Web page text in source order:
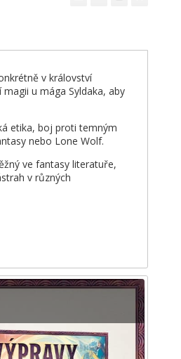
v království
u mága Syldaka, aby
etika, boj proti temným
nebo Lone Wolf.
ve fantasy literatuře,
v různých